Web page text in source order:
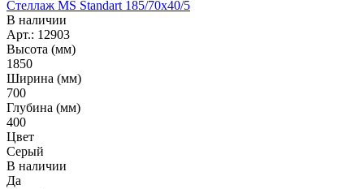
Стеллаж MS Standart 185/70х40/5
В наличии
Арт.: 12903
Высота (мм)
1850
Ширина (мм)
700
Глубина (мм)
400
Цвет
Серый
В наличии
Да